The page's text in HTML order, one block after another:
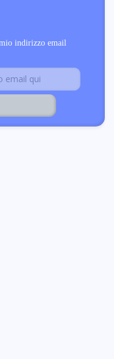
indirizzo email